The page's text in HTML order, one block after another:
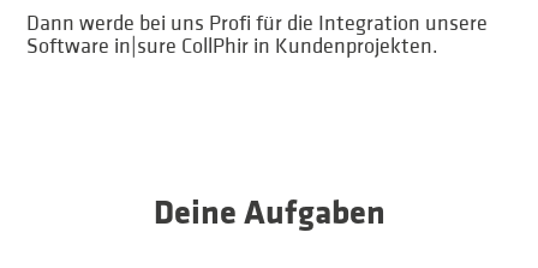
Dann werde bei uns Profi für die Integration unsere
Software in|sure CollPhir in Kundenprojekten.
Deine Aufgaben